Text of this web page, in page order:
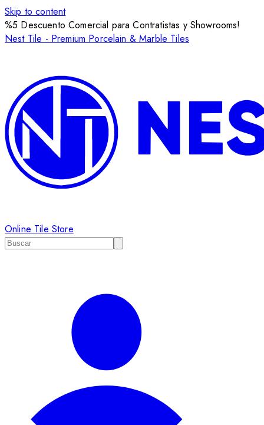
Skip to content
%5 Descuento Comercial para Contratistas y Showrooms!
Nest Tile - Premium Porcelain & Marble Tiles
Online Tile Store